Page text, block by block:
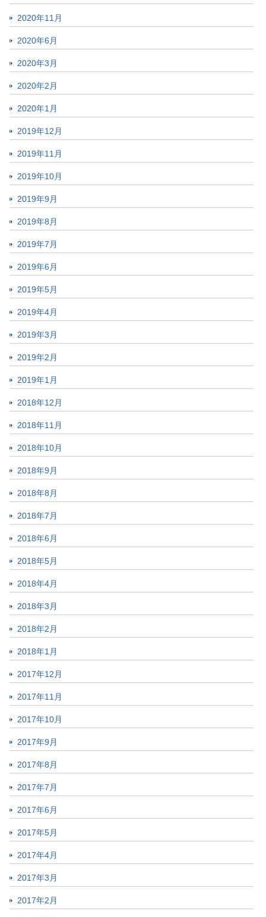
2020年11月
2020年6月
2020年3月
2020年2月
2020年1月
2019年12月
2019年11月
2019年10月
2019年9月
2019年8月
2019年7月
2019年6月
2019年5月
2019年4月
2019年3月
2019年2月
2019年1月
2018年12月
2018年11月
2018年10月
2018年9月
2018年8月
2018年7月
2018年6月
2018年5月
2018年4月
2018年3月
2018年2月
2018年1月
2017年12月
2017年11月
2017年10月
2017年9月
2017年8月
2017年7月
2017年6月
2017年5月
2017年4月
2017年3月
2017年2月